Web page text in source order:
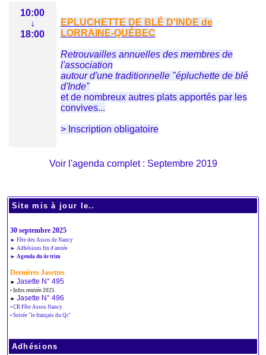
10:00
↓
18:00
EPLUCHETTE DE BLÉ D'INDE de
LORRAINE-QUÉBEC
Retrouvailles annuelles des membres de
l'association
autour d'une traditionnelle "épluchette de blé
d'Inde"
et de nombreux autres plats apportés par les
convives...
> Inscription obligatoire
Voir l'agenda complet : Septembre 2019
Site mis à jour le..
30 septembre 2025
► Fête des Assos de Nancy
► Adhésions fin d'année
► Agenda du 4e trim
Dernières Jasettes
► Jasette N° 495
• Infos rentrée 2025
► Jasette N° 496
• CR Fête Assos Nancy
• Soirée "le français du Qc"
Adhésions